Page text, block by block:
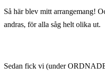
Så här blev mitt arrangemang!
andras, för alla såg helt olika ut.
Sedan fick vi (under